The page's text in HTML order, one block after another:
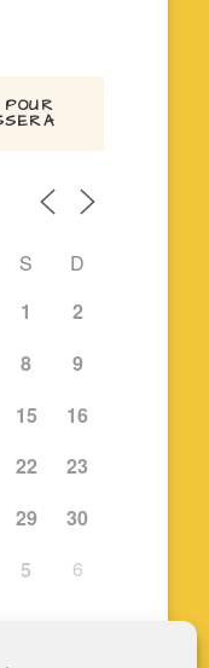
S
D
1
2
8
9
15
16
22
23
29
30
5 6